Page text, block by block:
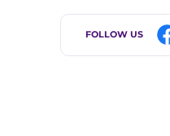
FOLLOW US